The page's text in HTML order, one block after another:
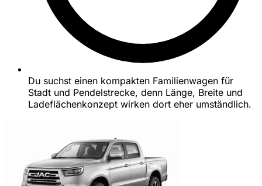
Du suchst einen kompakten Familienwagen für
Stadt und Pendelstrecke, denn Länge, Breite und
Ladeflächenkonzept wirken dort eher umständlich.